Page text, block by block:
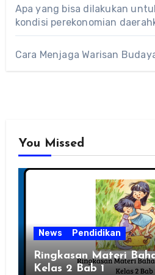
Apa yang bisa dilakukan
kondisi perekonomian
Cara Menjaga Warisan
You Missed
News Pendidikan
Ringkasan Materi
Kelas 2 Bab 1